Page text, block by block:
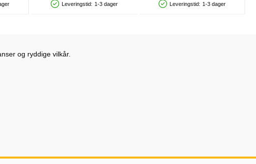
lager Produkttilgjengelighet: På lager
Leveringstid: 1-3 dager
Produkttilgjengelighet: På lager
Leveringstid: 1-3 dager
og ryddige vilkår.